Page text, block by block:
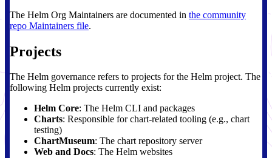
The Helm Org Maintainers are documented in the community
repo Maintainers file.
Projects
The Helm governance refers to projects for the Helm project. The
following Helm projects currently exist:
Helm Core: The Helm CLI and packages
Charts: Responsible for chart-related tooling (e.g., chart
testing)
ChartMuseum: The chart repository server
Web and Docs: The Helm websites